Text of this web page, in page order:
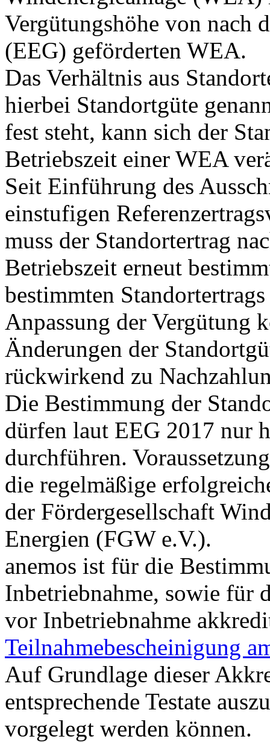
Vergütungshöhe von nach
(EEG) geförderten WEA.
Das Verhältnis aus
hierbei Standortgüte
fest steht, kann sich der
Betriebszeit einer WEA
Seit Einführung des
einstufigen
muss der Standortertrag
Betriebszeit erneut
bestimmten
Anpassung der Vergütung
Änderungen der
rückwirkend zu
Die Bestimmung der
dürfen laut EEG 2017 nur
durchführen.
die regelmäßige
der Fördergesellschaft
Energien (FGW e.V.).
anemos ist für die
Inbetriebnahme, sowie für
vor Inbetriebnahme
Teilnahmebescheinigung
Auf Grundlage dieser
entsprechende Testate
vorgelegt werden können.